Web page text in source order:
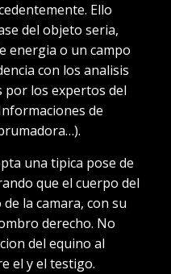
Ello
del objeto seria,
energia o un campo
con los analisis
por los expertos del
de
una tipica pose de
que el cuerpo del
la camara, con su
derecho. No
del equino al
el y el testigo.